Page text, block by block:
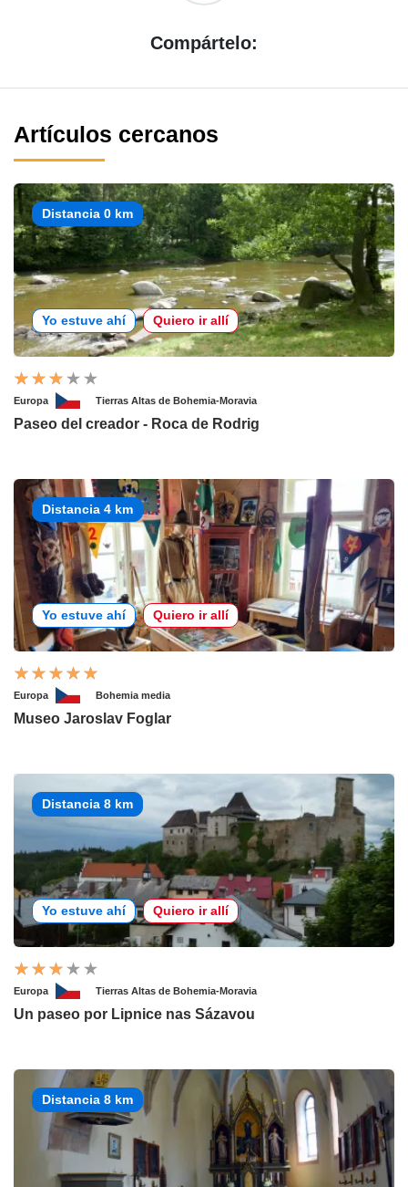
Compártelo:
Artículos cercanos
Distancia 0 km
Yo estuve ahí Quiero ir allí
Europa Tierras Altas de Bohemia-Moravia
Paseo del creador - Roca de Rodrig
Distancia 4 km
Yo estuve ahí Quiero ir allí
Europa Bohemia media
Museo Jaroslav Foglar
Distancia 8 km
Yo estuve ahí Quiero ir allí
Europa Tierras Altas de Bohemia-Moravia
Un paseo por Lipnice nas Sázavou
Distancia 8 km